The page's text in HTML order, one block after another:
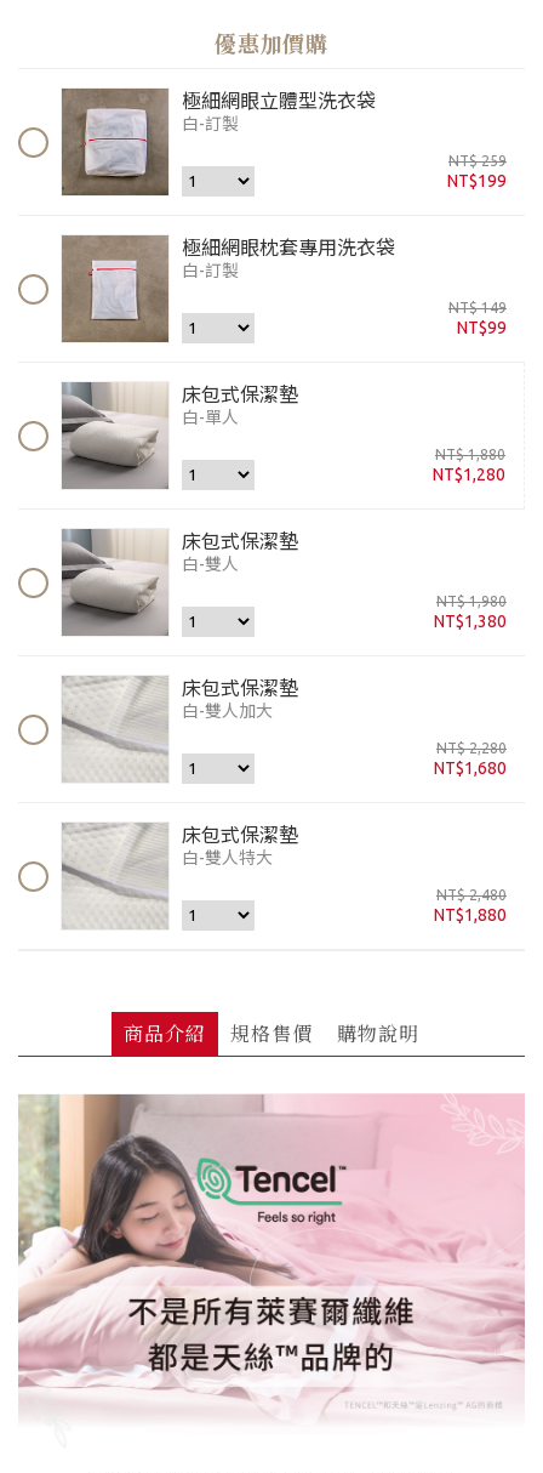
優惠加價購
極細網眼立體型洗衣袋
白-訂製
NT$199
NT$ 259
極細網眼枕套專用洗衣袋
白-訂製
NT$99
NT$ 149
床包式保潔墊
白-單人
NT$1,280
NT$ 1,880
床包式保潔墊
白-雙人
NT$1,380
NT$ 1,980
床包式保潔墊
白-雙人加大
NT$1,680
NT$ 2,280
床包式保潔墊
白-雙人特大
NT$1,880
NT$ 2,480
商品介紹 規格售價 購物說明